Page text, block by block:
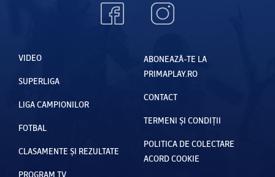
VIDEO
SUPERLIGA
LIGA CAMPIONILOR
FOTBAL
CLASAMENTE ȘI REZULTATE
PROGRAM TV
ABONEAZĂ-TE LA
PRIMAPLAY.RO
CONTACT
TERMENI ȘI CONDIȚII
POLITICA DE COLECTARE
ACORD COOKIE